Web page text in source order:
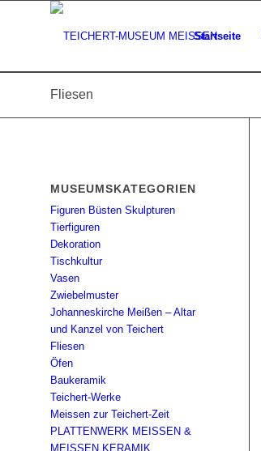
Startseite
Fliesen
MUSEUMSKATEGORIEN
Figuren Büsten Skulpturen
Tierfiguren
Dekoration
Tischkultur
Vasen
Zwiebelmuster
Johanneskirche Meißen – Altar
und Kanzel von Teichert
Fliesen
Öfen
Baukeramik
Teichert-Werke
Meissen zur Teichert-Zeit
PLATTENWERK MEISSEN &
MEISSEN KERAMIK